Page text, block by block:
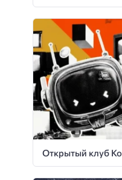
Открытый клуб